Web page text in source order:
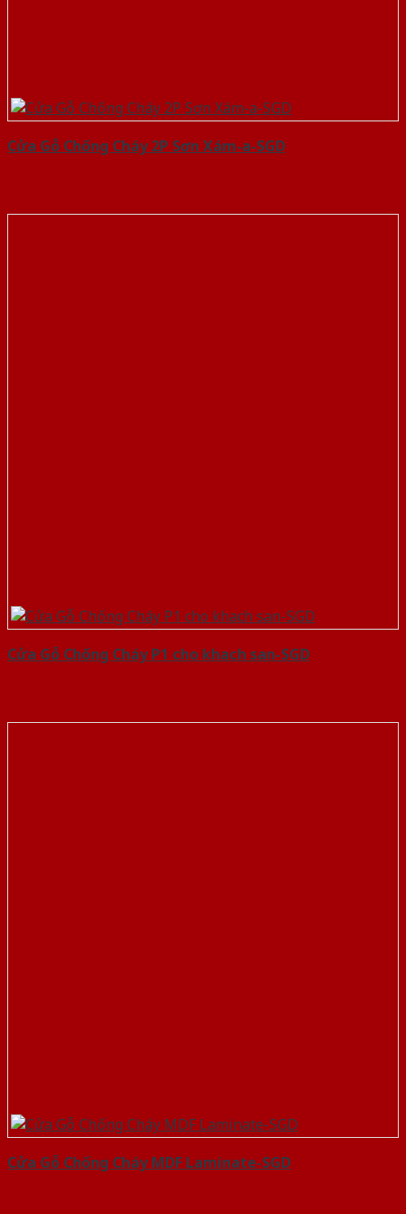
Cửa Gỗ Chống Cháy 2P Sơn Xám-a-SGD
Cửa Gỗ Chống Cháy P1 cho khach san-SGD
Cửa Gỗ Chống Cháy MDF Laminate-SGD